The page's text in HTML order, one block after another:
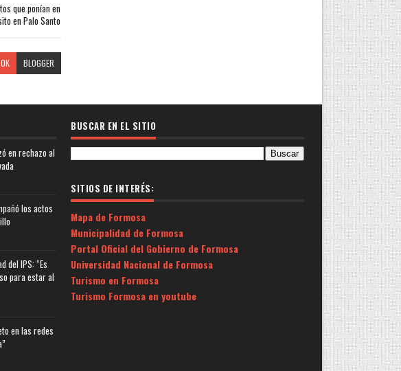
que ponían en
en Palo Santo
BLOGGER
en rechazo al
los actos
del IPS: “Es
para estar al
en las redes
BUSCAR EN EL SITIO
SITIOS DE INTERÉS:
Mapa de Formosa
Municipalidad de Formosa
Portal Oficial del Gobierno de Formosa
Universidad Nacional de Formosa
Turismo en Formosa
Turismo Formosa en youtube